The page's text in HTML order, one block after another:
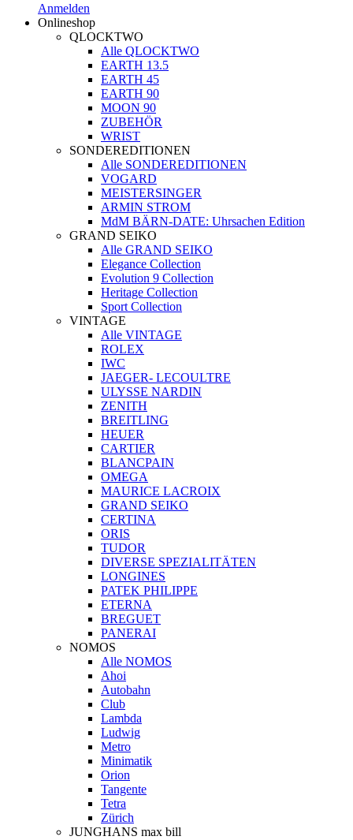
Anmelden
Onlineshop
QLOCKTWO
Alle QLOCKTWO
EARTH 13.5
EARTH 45
EARTH 90
MOON 90
ZUBEHÖR
WRIST
SONDEREDITIONEN
Alle SONDEREDITIONEN
VOGARD
MEISTERSINGER
ARMIN STROM
MdM BÄRN-DATE: Uhrsachen Edition
GRAND SEIKO
Alle GRAND SEIKO
Elegance Collection
Evolution 9 Collection
Heritage Collection
Sport Collection
VINTAGE
Alle VINTAGE
ROLEX
IWC
JAEGER- LECOULTRE
ULYSSE NARDIN
ZENITH
BREITLING
HEUER
CARTIER
BLANCPAIN
OMEGA
MAURICE LACROIX
GRAND SEIKO
CERTINA
ORIS
TUDOR
DIVERSE SPEZIALITÄTEN
LONGINES
PATEK PHILIPPE
ETERNA
BREGUET
PANERAI
NOMOS
Alle NOMOS
Ahoi
Autobahn
Club
Lambda
Ludwig
Metro
Minimatik
Orion
Tangente
Tetra
Zürich
JUNGHANS max bill